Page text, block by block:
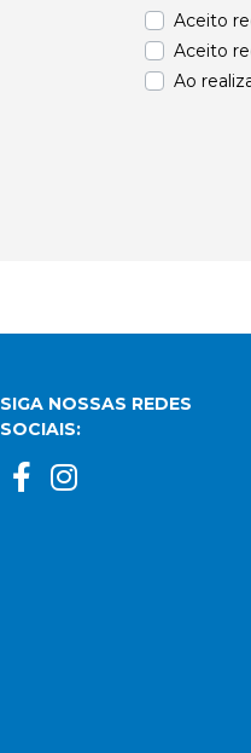
Aceito
Aceito
Ao
SIGA NOSSAS REDES
SOCIAIS: